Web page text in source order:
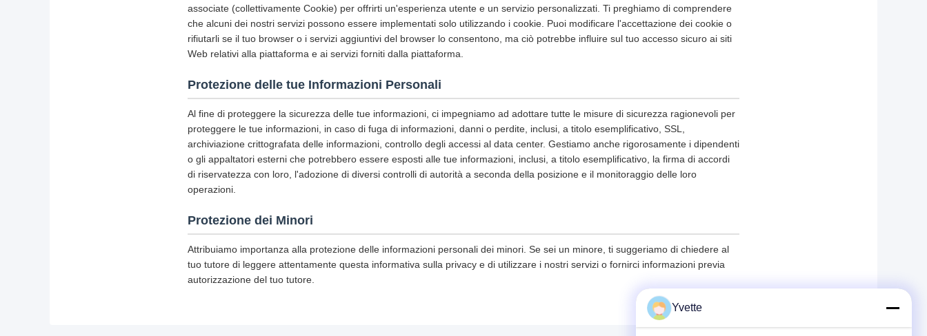
associate (collettivamente Cookie) per offrirti un'esperienza utente e un servizio personalizzati. Ti preghiamo di comprendere
che alcuni dei nostri servizi possono essere implementati solo utilizzando i cookie. Puoi modificare l'accettazione dei cookie o
rifiutarli se il tuo browser o i servizi aggiuntivi del browser lo consentono, ma ciò potrebbe influire sul tuo accesso sicuro ai siti
Web relativi alla piattaforma e ai servizi forniti dalla piattaforma.
Protezione delle tue Informazioni Personali
Al fine di proteggere la sicurezza delle tue informazioni, ci impegniamo ad adottare tutte le misure di sicurezza ragionevoli per
proteggere le tue informazioni, in caso di fuga di informazioni, danni o perdite, inclusi, a titolo esemplificativo, SSL,
archiviazione crittografata delle informazioni, controllo degli accessi al data center. Gestiamo anche rigorosamente i dipendenti
o gli appaltatori esterni che potrebbero essere esposti alle tue informazioni, inclusi, a titolo esemplificativo, la firma di accordi
di riservatezza con loro, l'adozione di diversi controlli di autorità a seconda della posizione e il monitoraggio delle loro
operazioni.
Protezione dei Minori
Attribuiamo importanza alla protezione delle informazioni personali dei minori. Se sei un minore, ti suggeriamo di chiedere al
tuo tutore di leggere attentamente questa informativa sulla privacy e di utilizzare i nostri servizi o fornirci informazioni previa
autorizzazione del tuo tutore.
Yvette